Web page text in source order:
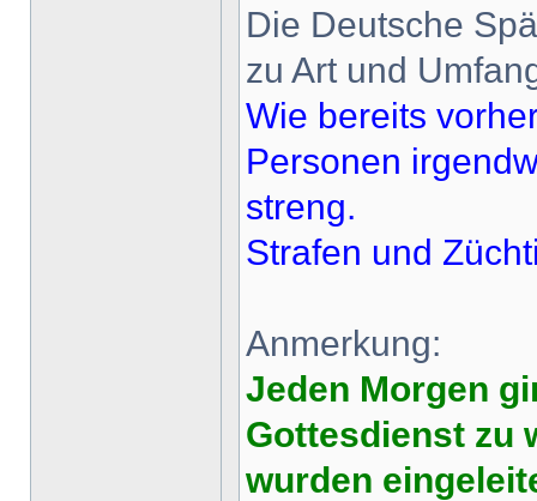
Die Deutsche
zu Art und
Wie bereits
Personen
streng.
Strafen und
Anmerkung:
Jeden Morgen
Gottesdienst zu
wurden